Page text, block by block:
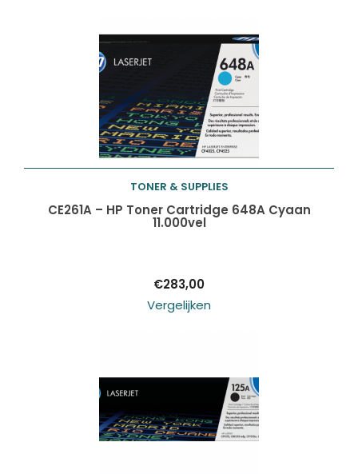
Toevoegen aan
TONER & SUPPLIES
CE261A – HP Toner Cartridge 648A Cyaan
11.000vel
€283,00
Vergelijken